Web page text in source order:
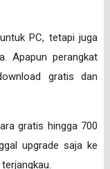
PC, tetapi juga
Apapun perangkat
gratis dan
gratis hingga 700
upgrade saja ke